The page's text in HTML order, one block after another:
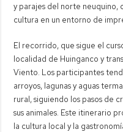
y parajes del norte
cultura en un entorno de
El recorrido, que sigue el
localidad de Huinganco y
Viento. Los participantes
arroyos, lagunas y aguas
rural, siguiendo los pasos de
sus animales. Este itinerario
la cultura local y la